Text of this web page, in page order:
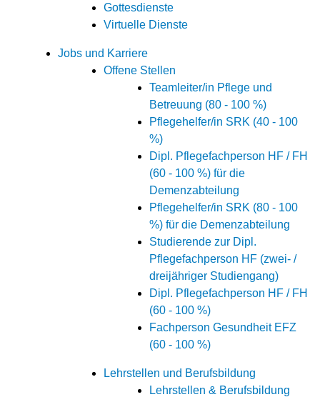
Gottesdienste
Virtuelle Dienste
Jobs und Karriere
Offene Stellen
Teamleiter/in Pflege und
Betreuung (80 - 100 %)
Pflegehelfer/in SRK (40 - 100
%)
Dipl. Pflegefachperson HF / FH
(60 - 100 %) für die
Demenzabteilung
Pflegehelfer/in SRK (80 - 100
%) für die Demenzabteilung
Studierende zur Dipl.
Pflegefachperson HF (zwei- /
dreijähriger Studiengang)
Dipl. Pflegefachperson HF / FH
(60 - 100 %)
Fachperson Gesundheit EFZ
(60 - 100 %)
Lehrstellen und Berufsbildung
Lehrstellen & Berufsbildung